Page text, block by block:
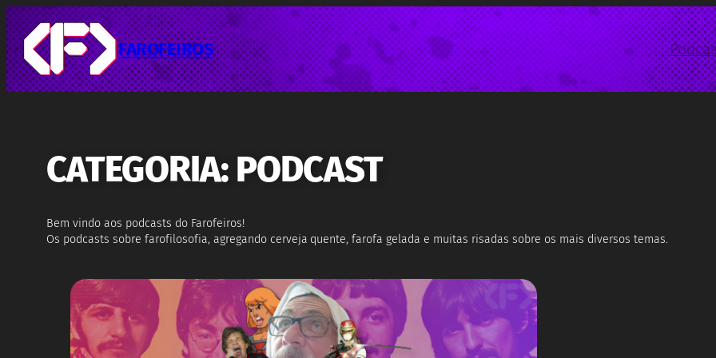
Pular
para
o
conteúdo
FAROFEIROS
CATEGORIA: PODCAST
Bem vindo aos podcasts do Farofeiros!
Os podcasts sobre farofilosofia, agregando cerveja quente, farofa gelada e muitas risadas sobre os mais diversos temas.